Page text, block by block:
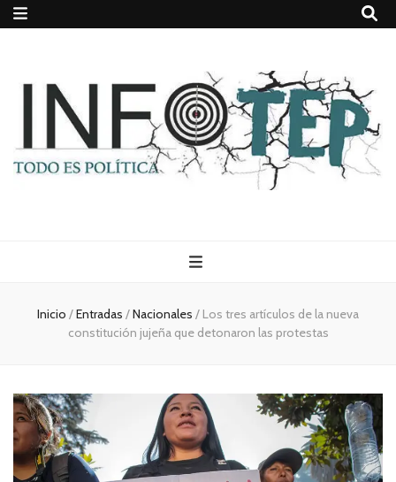
Todo es
(rosca)
política
Inicio /Entradas /Nacionales / Los tres artículos de la nueva
constitución jujeña que detonaron las protestas